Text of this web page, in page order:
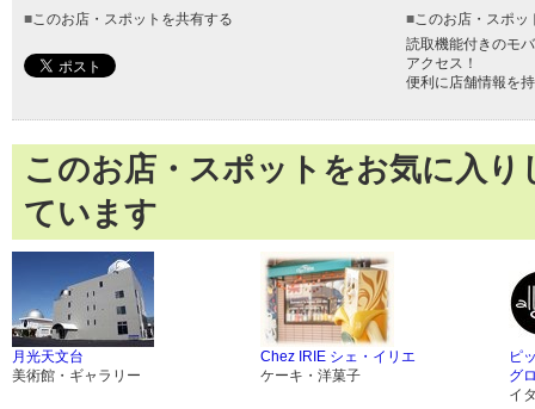
■このお店・スポットを共有する ■このお店・スポッ
読取機能付きのモ
アクセス！
便利に店舗情報を
このお店・スポットをお気に入
ています
月光天文台
美術館・ギャラリー
Chez IRIE シェ・イリエ
ケーキ・洋菓子
ピ
グ
イ